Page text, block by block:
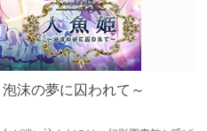
沫の夢に囚われて～